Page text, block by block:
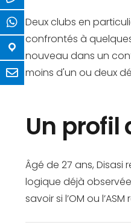
Deux clubs en
confrontés à
nouveau dans un
moins d'un ou deux
Un profil
Âgé de 27 ans,
logique déjà
savoir si l’OM ou